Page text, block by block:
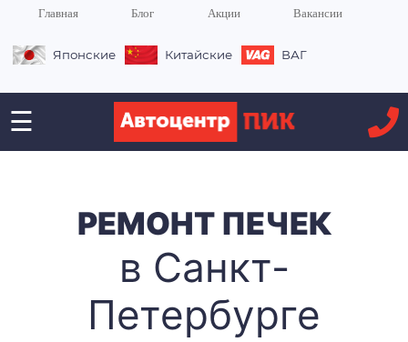
Главная Блог Акции Вакансии
Японские Китайские ВАГ
☰
РЕМОНТ ПЕЧЕК
в Санкт-
Петербурге